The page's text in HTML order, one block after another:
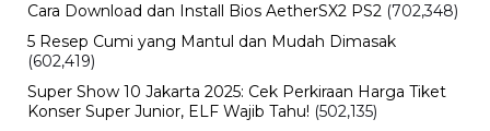
Cara Download dan Install Bios AetherSX2 PS2 (702,348)
5 Resep Cumi yang Mantul dan Mudah Dimasak
(602,419)
Super Show 10 Jakarta 2025: Cek Perkiraan Harga Tiket
Konser Super Junior, ELF Wajib Tahu! (502,135)